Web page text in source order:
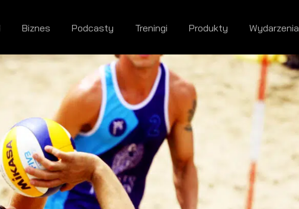
Biznes Podcasty Treningi Produkty Wydarzenia